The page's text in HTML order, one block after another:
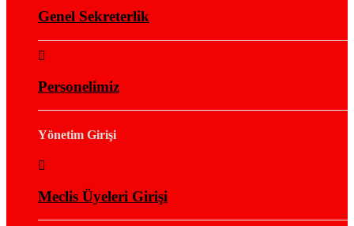
Genel Sekreterlik
Personelimiz
Yönetim Girişi
Meclis Üyeleri Girişi